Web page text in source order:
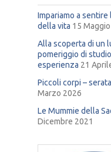
Impariamo a sentire
della vita 15
Alla scoperta di un
pomeriggio di
esperienza 21
Piccoli corpi –
Marzo 2026
Le Mummie della
Dicembre 2021